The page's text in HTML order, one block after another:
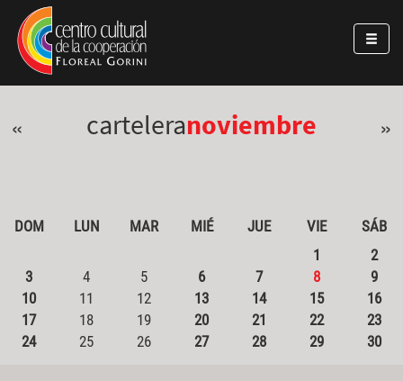
Pasar al contenido principal
Jump to main content
« carteleranoviembre »
DOM LUN MAR MIÉ JUE VIE
SÁB
1
2
3
4 5 6 7 8
9
10
11 12 13 14 15
16
17
18 19 20 21 22
23
24
25 26 27 28 29 30